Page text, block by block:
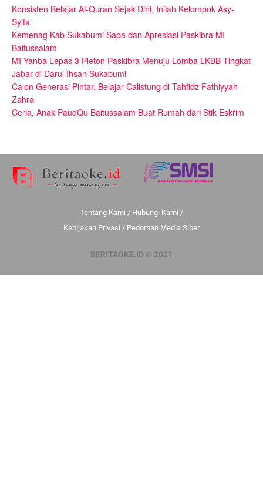
Konsisten Belajar Al-Quran Sejak Dini, Inilah Kelompok Asy-
Syifa
Kemenag Kab Sukabumi Sapa dan Apresiasi Paskibra MI
Baitussalam
MI Yanba Lepas 3 Pleton Paskibra Menuju Lomba LKBB Tingkat
Jabar di Darul Ihsan Sukabumi
Calon Generasi Pintar, Belajar Calistung di Tahfidz Fathiyyah
Zahra
Ceria, Anak PaudQu Baitussalam Buat Rumah dari Stik Eskrim
Tentang Kami / Hubungi Kami /
Kebijakan Privasi / Pedoman Media Siber
BERITAOKE.ID © 2021